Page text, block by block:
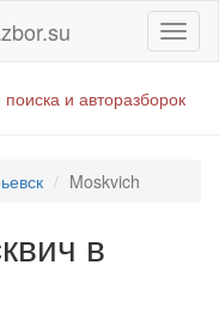
и авторазборок
Moskvich
в